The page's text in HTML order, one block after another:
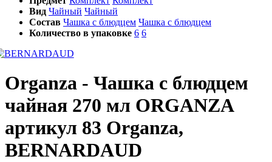
Вид Чайный Чайный
Состав Чашка с блюдцем Чашка с блюдцем
Количество в упаковке 6 6
Organza - Чашка с блюдцем
чайная 270 мл ORGANZA
артикул 83 Organza,
BERNARDAUD